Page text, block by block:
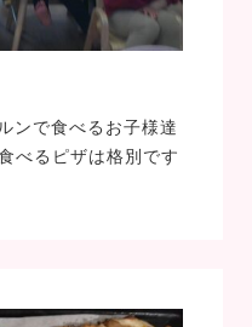
ンで食べるお子様達
べるピザは格別です